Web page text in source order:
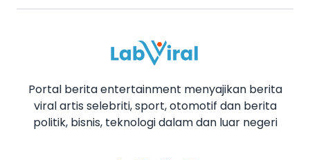
Portal berita entertainment menyajikan berita
viral artis selebriti, sport, otomotif dan berita
politik, bisnis, teknologi dalam dan luar negeri